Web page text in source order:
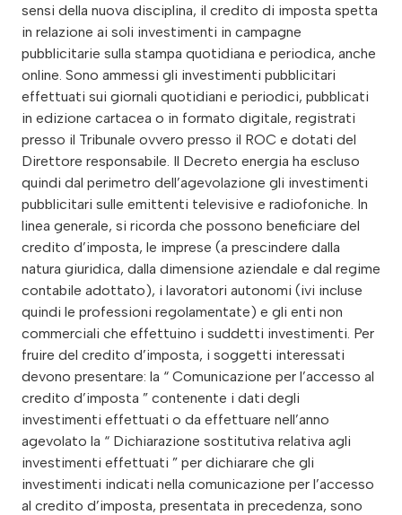
sensi della nuova disciplina, il credito di imposta spetta
in relazione ai soli investimenti in campagne
pubblicitarie sulla stampa quotidiana e periodica, anche
online. Sono ammessi gli investimenti pubblicitari
effettuati sui giornali quotidiani e periodici, pubblicati
in edizione cartacea o in formato digitale, registrati
presso il Tribunale ovvero presso il ROC e dotati del
Direttore responsabile. Il Decreto energia ha escluso
quindi dal perimetro dell’agevolazione gli investimenti
pubblicitari sulle emittenti televisive e radiofoniche. In
linea generale, si ricorda che possono beneficiare del
credito d’imposta, le imprese (a prescindere dalla
natura giuridica, dalla dimensione aziendale e dal regime
contabile adottato), i lavoratori autonomi (ivi incluse
quindi le professioni regolamentate) e gli enti non
commerciali che effettuino i suddetti investimenti. Per
fruire del credito d’imposta, i soggetti interessati
devono presentare: la “ Comunicazione per l’accesso al
credito d’imposta ” contenente i dati degli
investimenti effettuati o da effettuare nell’anno
agevolato la “ Dichiarazione sostitutiva relativa agli
investimenti effettuati ” per dichiarare che gli
investimenti indicati nella comunicazione per l’accesso
al credito d’imposta, presentata in precedenza, sono